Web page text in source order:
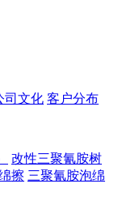
司文化 客户分布
改性三聚氰胺树
擦 三聚氰胺泡绵